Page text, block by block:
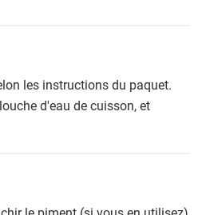
les instructions du paquet.
d'eau de cuisson, et